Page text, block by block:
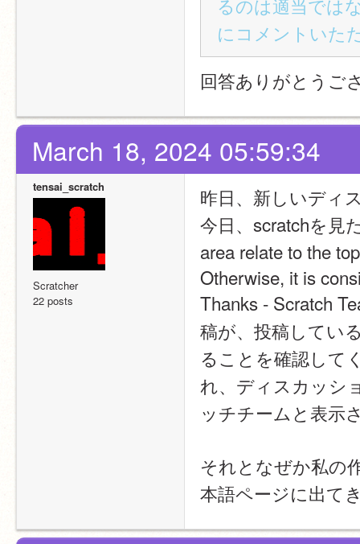
にコメントいた
回答ありがとうご
March 18, 2024 05:59:34
tensai_scratch
Scratcher
22 posts
昨日、新しいディ
今日、scratchを見
area relate to the
Otherwise, it is
Thanks - Scratch
稿が、投稿してい
ることを確認して
れ、ディスカッシ
ッチチームと表示
それとなぜか私の
本語ページに出て